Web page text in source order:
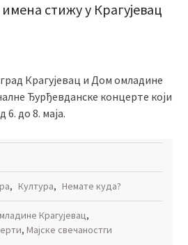
стижу у Крагујевац
Крагујевац и Дом омладине
Ђурђевданске концерте који
до 8. маја.
, Култура, Немате куда?
Крагујевац,
, Мајске свечаностги